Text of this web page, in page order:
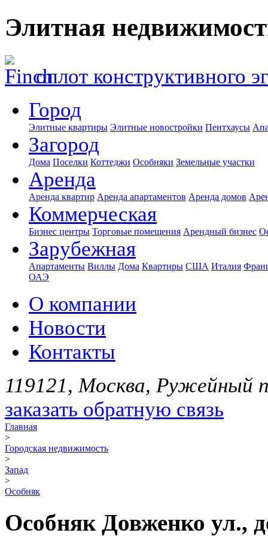
Элитная
оплот конструктивного
Город
Элитные квартиры Элитные новостройки Пентхаусы
Загород
Дома Поселки Коттеджи Особняки Земельные участки
Аренда
Аренда квартир Аренда апартаментов Аренда домов
Коммерческая
Бизнес центры Торговые помещения Арендный бизнес
Зарубежная
Апартаменты Виллы Дома Квартиры США Италия
ОАЭ
О компании
Новости
Контакты
119121, Москва, Ружейный
заказать обратную связь
Главная
>
Городская недвижимость
>
Запад
>
Особняк
Особняк Довженко ул.,